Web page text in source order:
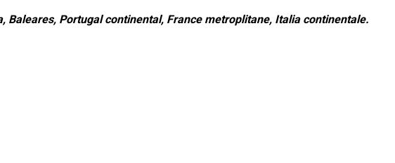
Baleares, Portugal continental, France metroplitane, Italia continentale.